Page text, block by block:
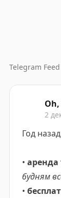
Telegram Feed
2
Год
• аренда
будням
•